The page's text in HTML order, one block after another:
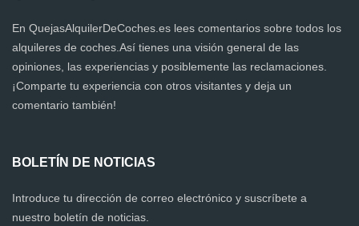
En QuejasAlquilerDeCoches.es lees comentarios sobre todos los
alquileres de coches.Así tienes una visión general de las
opiniones, las experiencias y posiblemente las reclamaciones.
¡Comparte tu experiencia con otros visitantes y deja un
comentario también!
BOLETÍN DE NOTICIAS
Introduce tu dirección de correo electrónico y suscríbete a
nuestro boletín de noticias.